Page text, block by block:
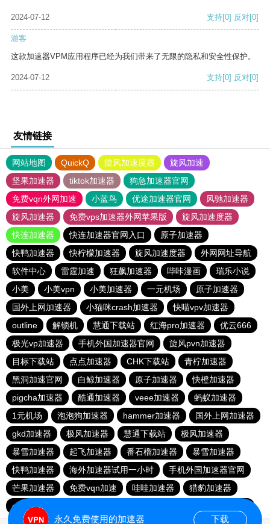
2024-07-12 支持[0] 反对[0]
游客
这款加速器VPM应用程序已经为我们带来了无限的隐私和安全性保护。
2024-07-12 支持[0] 反对[0]
友情链接
网站地图 QuickQ 旋风加速度器
旋风加速
坚果加速器
tiktok加速器
狗急加速器官网
免费vqn外网加速
小蓝鸟 优途加速器官网
风驰加速器
旋风加速器
免费vps加速器外网苹果版
旋风加速度器
快连加速器
快连加速器官网入口
原子加速器
快鸭加速器
快柠檬加速器 旋风加速度器
外网网址导航
软件中心
雷霆加速 狂飙加速器 哔咔漫画
瑞乐小说
小美
小美vpn 小美加速器 一元机场
原子加速器
国外上网加速器
小猫咪crash加速器
快喵vpv加速器
outline
解锁机 慧通下载站 红海pro加速器
优云666
极光vp加速器
手机外国加速器官网
旋风pvn加速器
目标下载站
点点加速器 CHK下载站
青柠加速器
黑洞加速官网
白鲸加速器 原子加速器
快橙加速器
pigcha加速器
酷通加速器 veee加速器
蚂蚁加速器
1元机场
泡泡狗加速器 hammer加速器
国外上网加速器
gkd加速器
极风加速器 慧通下载站
极风加速器
暴雪加速器
起飞加速器 番石榴加速器
暴雪加速器
快鸭加速器
海外加速器试用一小时
手机外国加速器官网
芒果加速器
免费vqn加速 哇哇加速器
猎豹加速器
gkd加速器
永久免费使用的加速器 下载